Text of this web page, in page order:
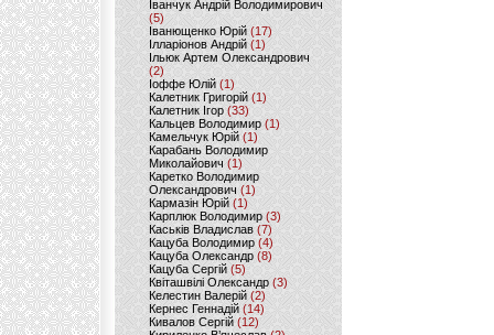
Іванчук Андрій Володимирович
(5)
Іванющенко Юрій (17)
Ілларіонов Андрій (1)
Ільюк Артем Олександрович
(2)
Іоффе Юлій (1)
Калетник Григорій(1)
Калетник Ігор (33)
Кальцев Володимир(1)
Камельчук Юрій (1)
Карабань Володимир
Миколайович (1)
Каретко Володимир
Олександрович (1)
Кармазін Юрій(1)
Карплюк Володимир(3)
Каськів Владислав (7)
Кацуба Володимир (4)
Кацуба Олександр (8)
Кацуба Сергій (5)
Квіташвілі Олександр(3)
Келестин Валерій(2)
Кернес Геннадій (14)
Кивалов Сергій (12)